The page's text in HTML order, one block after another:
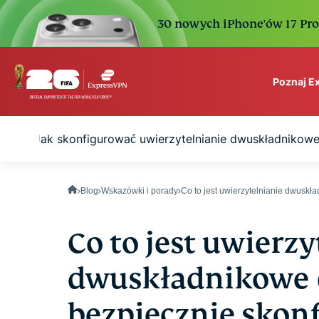
30 nowych iPhone'ów 17
Poznaj
VPN protection for
Jak skonfigurować uwierzytelnianie dwuskładnikowe
Blog Wskazówki i porady Co to jest uwierzytelnianie
Co to jest
dwuskładnikowe